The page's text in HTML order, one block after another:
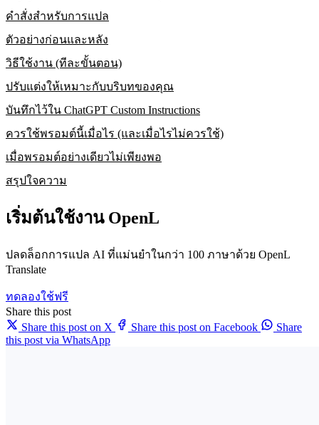
คำสั่งสำหรับการแปล
ตัวอย่างก่อนและหลัง
วิธีใช้งาน (ทีละขั้นตอน)
ปรับแต่งให้เหมาะกับบริบทของคุณ
บันทึกไว้ใน ChatGPT Custom Instructions
ควรใช้พรอมต์นี้เมื่อไร (และเมื่อไรไม่ควรใช้)
เมื่อพรอมต์อย่างเดียวไม่เพียงพอ
สรุปใจความ
เริ่มต้นใช้งาน OpenL
ปลดล็อกการแปล AI ที่แม่นยำในกว่า 100 ภาษาด้วย OpenL
Translate
ทดลองใช้ฟรี
Share this post
Share this post on X
Share this post on Facebook
Share
this post via WhatsApp